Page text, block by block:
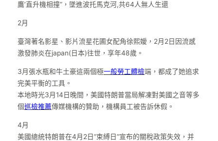
鷹’直升機相撞”，墜進波托馬克河,共64人無人生還
2月
臺灣著名影星、影片流星花圃女配角徐熙嬡，2月2日因流感
激發肺炎在japan(日本)往世，享年48歲。
3月張水瓶和牛土豪這兩個極一般勞工體檢端，都成了她追求
完美平衡的工具。
本地時光3月14日晚間，美國特朗普當局解凍對美國之音等多
個巡檢推薦傳媒機構的贊助，機構員工被告訴休假。
4月
美國總統特朗普在4月2日“束縛日”宣布的關稅政策失效，并